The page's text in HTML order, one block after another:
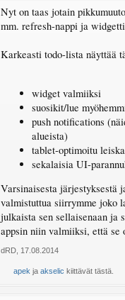
Nyt on taas jotain
mm. refresh-nappi ja
Karkeasti todo-lista näyttää
widget valmiiksi
suosikit/lue
push notifications
alueista)
tablet-optimoitu leiska
sekalaisia UI-
Varsinaisesta järjestyksestä
valmistuttua siirrymme joko
julkaista sen sellaisenaan ja
appsin niin valmiiksi, että se
dRD 17.08.2014
apek ja akselic kiittävät tästä.